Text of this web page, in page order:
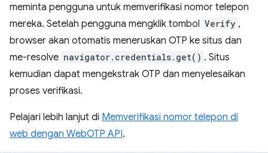
meminta pengguna untuk memverifikasi nomor telepon
mereka. Setelah pengguna mengklik tombol Verify ,
browser akan otomatis meneruskan OTP ke situs dan
me-resolve navigator.credentials.get() . Situs
kemudian dapat mengekstrak OTP dan menyelesaikan
proses verifikasi.
Pelajari lebih lanjut di Memverifikasi nomor telepon di
web dengan WebOTP API.